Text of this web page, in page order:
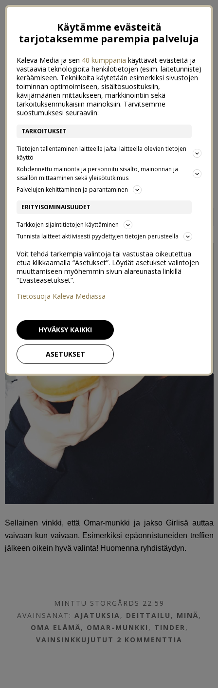
HUONON ÄIDIN TUNNUSTUKSET
ALL BY MYSELF
17/03/2017
Sellainen vinkki, että Omar-munkki ja jakso Girlisä auttaa
vaivaan kun vaivaan. Esimerkiksi epäonnistuneiden treffien
jälkeen oikein hyvä valinta! Huomenna ryhdistäydyn.
MINTTU STORGÅRDS 22:59
AVAINSANAT:AJATUKSIA, DEITTAILU , MINÄ,
OMA ELÄMÄ, OMAR-MUNKKI , TINDER,
VAINSINKKUJUTUT 2 KOMMENTTIA
Käytämme evästeitä
tarjotaksemme parempia palveluja
Kaleva Media ja sen 40 kumppania käyttävät evästeitä ja
vastaavia teknologioita henkilötietojen (esim. laitetunniste)
keräämiseen. Tekniikoita käytetään esimerkiksi sivustojen
toiminnan optimoimiseen, sisältösuosituksiin,
kävijämäärien mittaukseen, markkinointiin sekä
tarkoituksenmukaisiin mainoksiin. Tarvitsemme
suostumuksesi seuraaviin:
TARKOITUKSET
Tietojen tallentaminen laitteelle ja/tai laitteella olevien tietojen
käyttö
Kohdennettu mainonta ja personoitu sisältö, mainonnan ja
sisällön mittaaminen sekä yleisötutkimus
Palvelujen kehittäminen ja parantaminen
ERITYISOMINAISUUDET
Tarkkojen sijaintitietojen käyttäminen
Tunnista laitteet aktiivisesti pyydettyjen tietojen perusteella
Voit tehdä tarkempia valintoja tai vastustaa oikeutettua
etua klikkaamalla “Asetukset”. Löydät asetukset valintojen
muuttamiseen myöhemmin sivun alareunasta linkillä
“Evästeasetukset”.
Tietosuoja Kaleva Mediassa
ASETUKSET
HYVÄKSY KAIKKI